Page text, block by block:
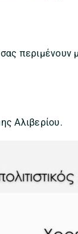
Αλιβερίου.